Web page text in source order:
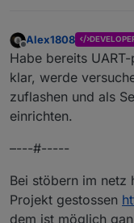
Offline
Alex1808
Habe bereits
klar, werde
zuflashen und als
einrichten.
–---#-----
Bei stöbern im netz
Projekt gestossen
dem ist möglich